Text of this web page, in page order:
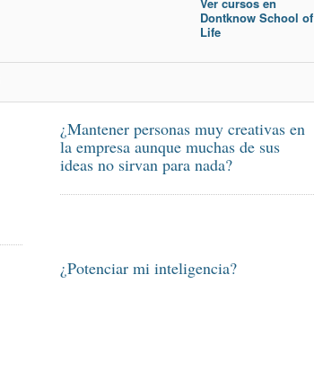
Dontknow School of
Life
¿Mantener personas muy creativas en
la empresa aunque muchas de sus
ideas no sirvan para nada?
¿Potenciar mi inteligencia?